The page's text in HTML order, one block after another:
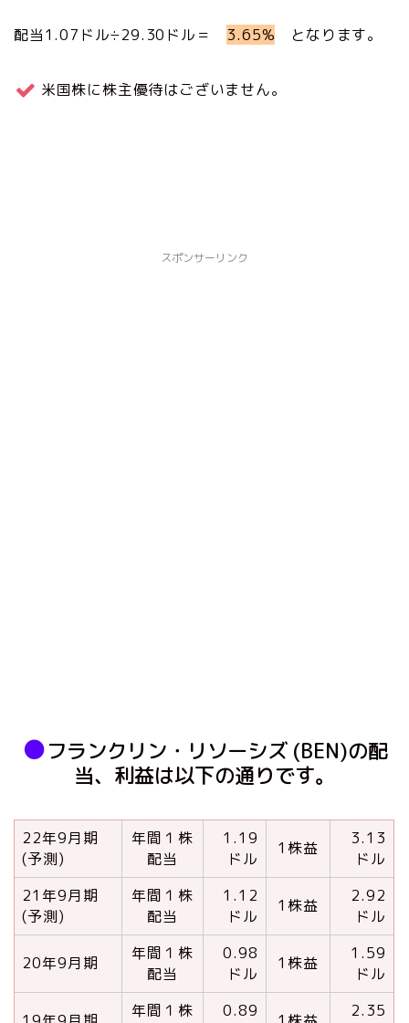
配当1.07ドル÷29.30ドル＝ 3.65% となります。
米国株に株主優待はございません。
スポンサーリンク
●フランクリン・リソーシズ (BEN)の配
当、利益は以下の通りです。
22年9月期
(予測)
年間１株
配当
1.19
ドル
1株益
3.13
ドル
21年9月期
(予測)
年間１株
配当
1.12
ドル
1株益
2.92
ドル
20年9月期
年間１株
配当
0.98
ドル
1株益
1.59
ドル
年間１株
0.89
2.35